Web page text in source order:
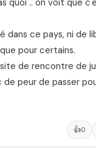
dans ce pays, ni de
pour certains.
de rencontre de
de peur de passer
👍0